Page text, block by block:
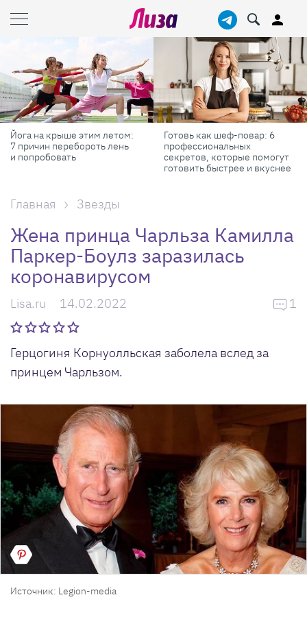
Йога на крыше этим летом:
7 причин перебороть лень
и попробовать
Готовь как шеф-повар: 6
профессиональных
секретов, которые помогут
готовить быстрее и вкуснее
Главная Звезды
Жена принца Чарльза Камилла
Паркер-Боулз заразилась
коронавирусом
Lisa.ru 14.02.2022 1
Герцогиня Корнуолльская заболела вслед за
принцем Чарльзом.
Источник: Legion-media